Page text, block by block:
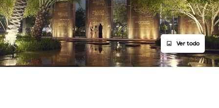
Ver todo